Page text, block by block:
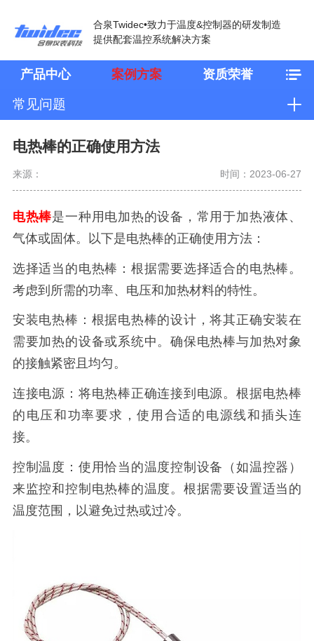
合泉Twidec•致力于温度&控制器的研发制造
提供配套温控系统解决方案
产品中心 案例方案 资质荣誉
常见问题
电热棒的正确使用方法
来源： 时间：2023-06-27
电热棒是一种用电加热的设备，常用于加热液体、
气体或固体。以下是电热棒的正确使用方法：
选择适当的电热棒：根据需要选择适合的电热棒。
考虑到所需的功率、电压和加热材料的特性。
安装电热棒：根据电热棒的设计，将其正确安装在
需要加热的设备或系统中。确保电热棒与加热对象
的接触紧密且均匀。
连接电源：将电热棒正确连接到电源。根据电热棒
的电压和功率要求，使用合适的电源线和插头连
接。
控制温度：使用恰当的温度控制设备（如温控器）
来监控和控制电热棒的温度。根据需要设置适当的
温度范围，以避免过热或过冷。